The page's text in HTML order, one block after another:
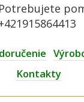
Potrebujete
Kontakty